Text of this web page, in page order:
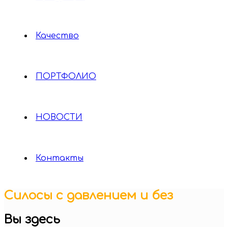
Качество
ПОРТФОЛИО
НОВОСТИ
Контакты
Силосы с давлением и без
Вы здесь